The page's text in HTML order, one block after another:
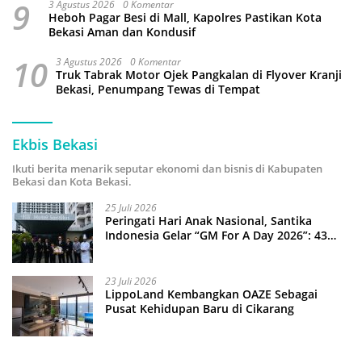
9 3 Agustus 2026 0 Komentar
Heboh Pagar Besi di Mall, Kapolres Pastikan Kota
Bekasi Aman dan Kondusif
10 3 Agustus 2026 0 Komentar
Truk Tabrak Motor Ojek Pangkalan di Flyover Kranji
Bekasi, Penumpang Tewas di Tempat
Ekbis Bekasi
Ikuti berita menarik seputar ekonomi dan bisnis di Kabupaten
Bekasi dan Kota Bekasi.
25 Juli 2026
Peringati Hari Anak Nasional, Santika
Indonesia Gelar “GM For A Day 2026”: 43
23 Juli 2026
LippoLand Kembangkan OAZE Sebagai
Pusat Kehidupan Baru di Cikarang